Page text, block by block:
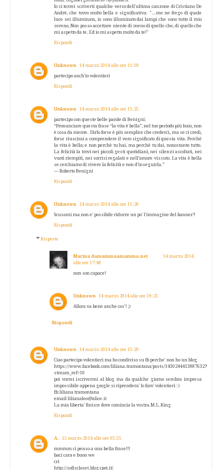
Io ci terrei scriverti qualche verso dell'ultima canzone di Cristiano De
Andrè, che trovo molto bella e significativa: "...me ne frego di quale
luce sei illuminata, io sono illuminato dai lampi che sono tutto il mio
sereno, Non posso accettare niente di meno di quello che, di quello che
mi aspetto da te. Ed io mi aspetto molto da te!"
Rispondi
Unknown 14 marzo 2014 alle ore 11:18
partecipo anch'io volentieri
Rispondi
Unknown 14 marzo 2014 alle ore 11:25
partecipo con queste belle parole di Benigni:
“Pronunciare questa frase “la vita è bella”, nel tuo periodo più buio, non
è cosa da niente. Dirlo forse è più semplice che crederci, ma se ci credi,
forse riuscirai a comprendere il vero significato di questa vita. Perché
la vita è bella; e non perchè tu hai, ma perchè tu dai, nonostante tutto.
La felicità la trovi nei piccoli gesti quotidiani, nei silenzi ascoltati, nei
vuoti riempiti, nei sorrisi regalati e nell’amore vissuto. La vita è bella
se cerchiamo di vivere la felicità e non d’inseguirla.”
— Roberto Benigni
Rispondi
Unknown 14 marzo 2014 alle ore 11:28
Scusami ma non e' possibile ridurre un po' l'immagine del banner?
Rispondi
Risposte
Marina damammaamamma.net
14 marzo 2014
alle ore 17:48
non son capace!
Unknown 14 marzo 2014 alle ore 19:21
Allora va bene anche cos'! ;)
Rispondi
Unknown 14 marzo 2014 alle ore 15:29
Ciao partecipo volentieri ma ho condiviso su fb perche' non ho un blog
https://www.facebook.com/liliana.tramontana/posts/1430244413887632?
stream_ref=10
poi vorrei iscrivermi al blog ma da qualche giorno sembra impresa
impossibile appena google si riprendera' lo faro' volentieri :)
fb:liliana tramontana
email:lilianaleo@alice.it
La mia liberta' finisce dove comincia la vostra.M.L.King
Rispondi
A. 15 marzo 2014 alle ore 05:55
mmmm ci penso a una bella frase!!!
baci cara e buon we
cri
http://sofiscloset.blogspot.it/